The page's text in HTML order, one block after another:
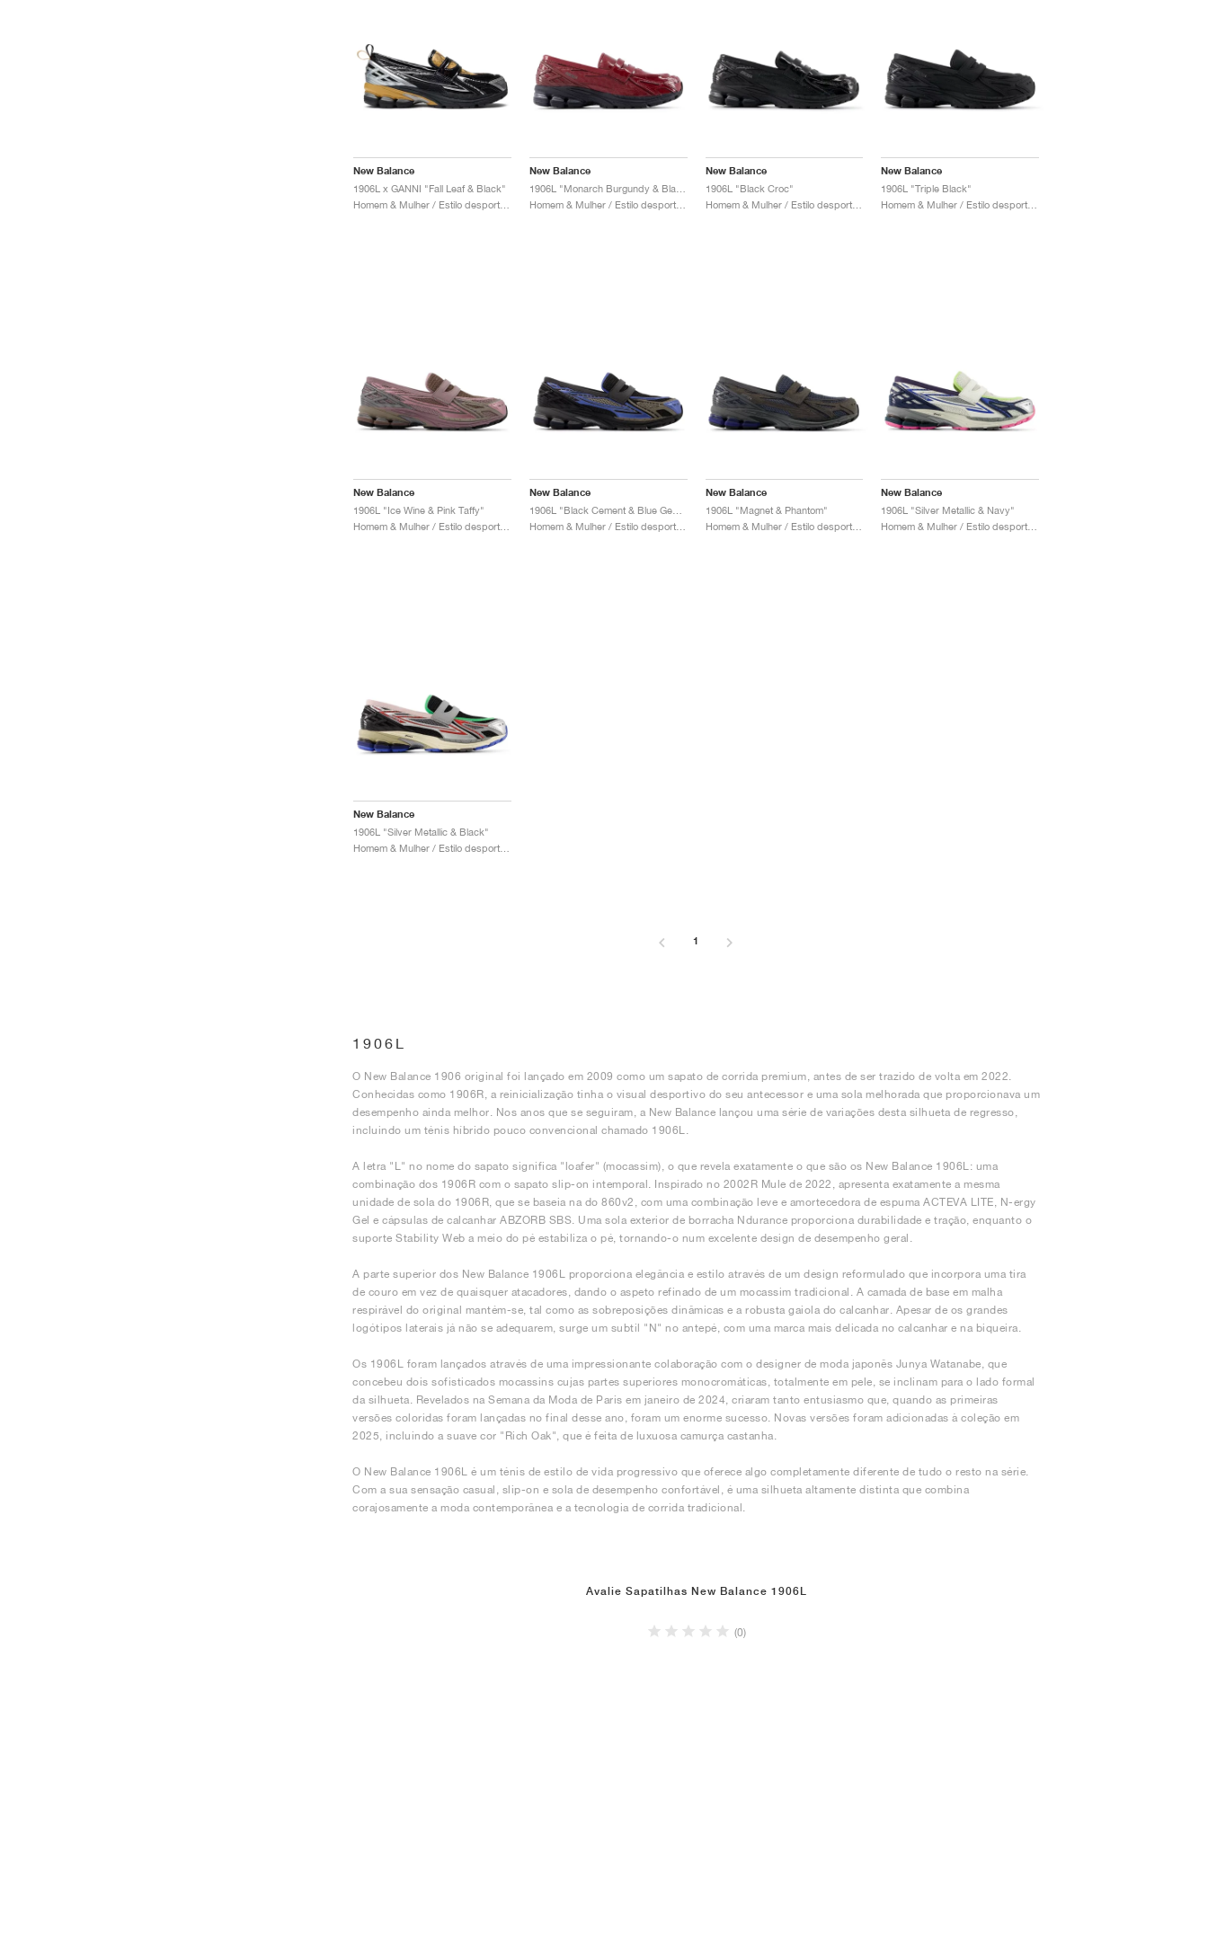
New Balance
1906L x GANNI "Fall Leaf & Black"
New Balance
Homem & Mulher / Estilo desportivo / Sapatos
New Balance
1906L "Black Croc"
Homem & Mulher / Estilo desportivo / Sapatos
New Balance
1906L "Triple Black"
New Balance
1906L "Ice Wine & Pink Taffy"
New Balance
1906L "Black Cement & Blue Gemstone"
Homem & Mulher / Estilo desportivo / Sapatos
New Balance
1906L "Magnet & Phantom"
Homem & Mulher / Estilo desportivo / Sapatos
New Balance
1906L "Silver Metallic & Navy"
New Balance
1906L "Silver Metallic & Black"
1
1906L
O New Balance 1906 original foi lançado em 2009 como um sapato de corrida premium, antes de ser trazido de volta em 2022.
Conhecidas como 1906R, a reinicialização tinha o visual desportivo do seu antecessor e uma sola melhorada que proporcionava um
desempenho ainda melhor. Nos anos que se seguiram, a New Balance lançou uma série de variações desta silhueta de regresso,
incluindo um ténis híbrido pouco convencional chamado 1906L.
A letra "L" no nome do sapato significa "loafer" (mocassim), o que revela exatamente o que são os New Balance 1906L: uma
combinação dos 1906R com o sapato slip-on intemporal. Inspirado no 2002R Mule de 2022, apresenta exatamente a mesma
unidade de sola do 1906R, que se baseia na do 860v2, com uma combinação leve e amortecedora de espuma ACTEVA LITE, N-ergy
Gel e cápsulas de calcanhar ABZORB SBS. Uma sola exterior de borracha Ndurance proporciona durabilidade e tração, enquanto o
suporte Stability Web a meio do pé estabiliza o pé, tornando-o num excelente design de desempenho geral.
A parte superior dos New Balance 1906L proporciona elegância e estilo através de um design reformulado que incorpora uma tira
de couro em vez de quaisquer atacadores, dando o aspeto refinado de um mocassim tradicional. A camada de base em malha
respirável do original mantém-se, tal como as sobreposições dinâmicas e a robusta gaiola do calcanhar. Apesar de os grandes
logótipos laterais já não se adequarem, surge um subtil "N" no antepé, com uma marca mais delicada no calcanhar e na biqueira.
Os 1906L foram lançados através de uma impressionante colaboração com o designer de moda japonês Junya Watanabe, que
concebeu dois sofisticados mocassins cujas partes superiores monocromáticas, totalmente em pele, se inclinam para o lado formal
da silhueta. Revelados na Semana da Moda de Paris em janeiro de 2024, criaram tanto entusiasmo que, quando as primeiras
versões coloridas foram lançadas no final desse ano, foram um enorme sucesso. Novas versões foram adicionadas à coleção em
2025, incluindo a suave cor "Rich Oak", que é feita de luxuosa camurça castanha.
O New Balance 1906L é um ténis de estilo de vida progressivo que oferece algo completamente diferente de tudo o resto na série.
Com a sua sensação casual, slip-on e sola de desempenho confortável, é uma silhueta altamente distinta que combina
corajosamente a moda contemporânea e a tecnologia de corrida tradicional.
Avalie Sapatilhas New Balance 1906L
(0)